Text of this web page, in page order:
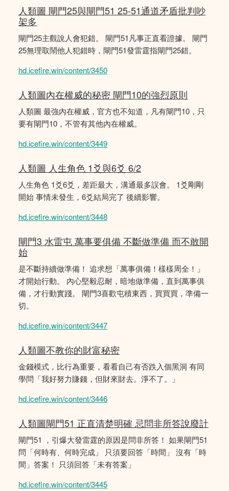
人類圖 閘門25與閘門51 25-51通道矛盾批判吵
架多
閘門25主觀說人會犯錯。 閘門51凡事正直看證據。 閘門
25無理取鬧他人犯錯時，閘門51發雷霆指閘門25錯。
hd.icefire.win/content/3450
人類圖內在權威的秘密 閘門10的強烈原則
人類圖 最強內在權威，官方也不知道，凡有閘門10，只
要有閘門10，不管有其他內在權威。
hd.icefire.win/content/3449
人類圖 人生角色 1爻與6爻 6/2
人生角色 1爻6爻，差距最大，溝通最多誤會。 1爻剛剛
開始 事情未發生，6爻結局完了 後續影響。
hd.icefire.win/content/3448
閘門3 水雷屯 萬事要俱備 不斷做準備 而不敢開
始
是不斷持續做準備！ 追求想「萬事俱備！樣樣周全！」
才開始行動。 內心堅毅忍耐，暗地做準備，直到萬事俱
備，才行動實踐。 閘門3喜歡屯積東西，買買買，準備一
切。
hd.icefire.win/content/3447
人類圖不教你的財富秘密
金錢模式，比行為重要，看看自己有否跌入個黑洞 有同
學問「我好努力賺錢，但財來財去。淨不了。」
hd.icefire.win/content/3446
人類圖閘門51 正直清楚明確 忌問非所答說廢計
閘門51 ，引爆大發雷霆的原因是問非所答！ 如果閘門51
問「何時有、何時完成」 只須要回答「時間」 沒有「時
間」答案！ 只須回答「未有答案」
hd.icefire.win/content/3445